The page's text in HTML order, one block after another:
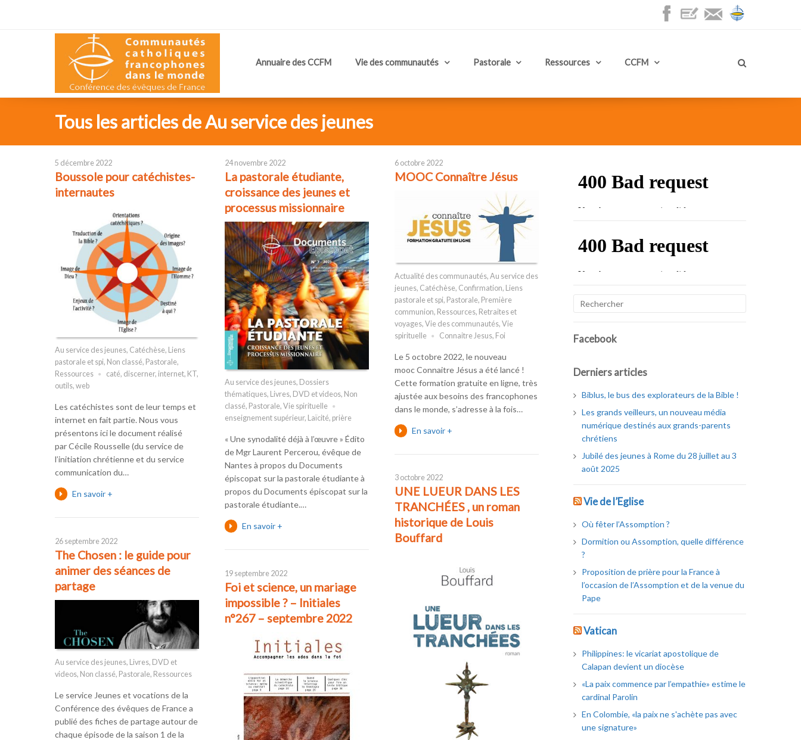
Annuaire des CCFM Vie des communautés Pastorale Ressources CCFM
Tous les articles de Au service des jeunes
5 décembre 2022
Boussole pour catéchistes-
internautes
Au service des jeunes, Catéchèse, Liens
pastorale et spi, Non classé, Pastorale,
Ressources
caté, discerner, internet, KT,
outils, web
Les catéchistes sont de leur temps et
internet en fait partie. Nous vous
présentons ici le document réalisé
par Cécile Rousselle (du service de
l’initiation chrétienne et du service
communication du…
En savoir +
24 novembre 2022
La pastorale étudiante,
croissance des jeunes et
processus missionnaire
Au service des jeunes, Dossiers
thématiques, Livres, DVD et videos, Non
classé, Pastorale, Vie spirituelle
enseignement supérieur, Laïcité, prière
« Une synodalité déjà à l’œuvre » Édito
de Mgr Laurent Percerou, évêque de
Nantes à propos du Documents
épiscopat sur la pastorale étudiante à
propos du Documents épiscopat sur la
pastorale étudiante.…
En savoir +
6 octobre 2022
MOOC Connaître Jésus
Actualité des communautés, Au service des
jeunes, Catéchèse, Confirmation, Liens
pastorale et spi, Pastorale, Première
communion, Ressources, Retraites et
voyages, Vie des communautés, Vie
spirituelle
Connaitre Jesus, Foi
Le 5 octobre 2022, le nouveau
mooc Connaitre Jésus a été lancé !
Cette formation gratuite en ligne, très
ajustée aux besoins des francophones
dans le monde, s’adresse à la fois…
En savoir +
3 octobre 2022
UNE LUEUR DANS LES
TRANCHÉES , un roman
historique de Louis
Bouffard
26 septembre 2022
The Chosen : le guide pour
animer des séances de
partage
Au service des jeunes, Livres, DVD et
videos, Non classé, Pastorale, Ressources
Le service Jeunes et vocations de la
Conférence des évêques de France a
publié des fiches de partage autour de
chaque épisode de la saison 1 de la
19 septembre 2022
Foi et science, un mariage
impossible ? – Initiales
n°267 – septembre 2022
Facebook
Derniers articles
Biblus, le bus des explorateurs de la Bible !
Les grands veilleurs, un nouveau média
numérique destinés aux grands-parents
chrétiens
Jubilé des jeunes à Rome du 28 juillet au 3
août 2025
Vie de l’Eglise
Où fêter l’Assomption ?
Dormition ou Assomption, quelle différence
?
Proposition de prière pour la France à
l’occasion de l’Assomption et de la venue du
Pape
Vatican
Philippines: le vicariat apostolique de
Calapan devient un diocèse
«La paix commence par l’empathie» estime le
cardinal Parolin
En Colombie, «la paix ne s'achète pas avec
une signature»